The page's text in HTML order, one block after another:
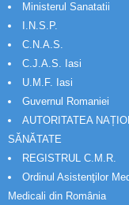
Ministerul Sanatatii
I.N.S.P.
C.N.A.S.
C.J.A.S. Iasi
U.M.F. Iasi
Guvernul Romaniei
AUTORITATEA
SĂNĂTATE
REGISTRUL C.M.R.
Ordinul Asistenţilor
Medicali din România